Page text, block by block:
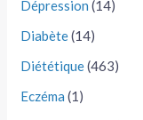
Dépression (14)
Diabète(14)
Diététique(463)
Eczéma (1)